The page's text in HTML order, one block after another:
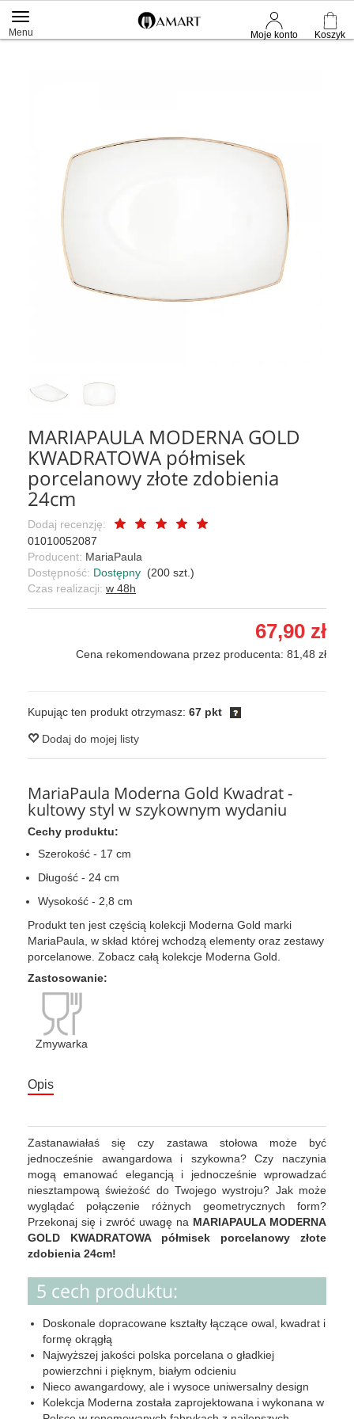
Moje konto Koszyk
Menu
MARIAPAULA MODERNA GOLD
KWADRATOWA półmisek
porcelanowy złote zdobienia
24cm
Dodaj recenzję:
01010052087
Producent: MariaPaula
Dostępność: Dostępny (200 szt.)
Czas realizacji: w 48h
67,90 zł
Cena rekomendowana przez producenta: 81,48 zł
Kupując ten produkt otrzymasz: 67 pkt
Dodaj do mojej listy
MariaPaula Moderna Gold Kwadrat -
kultowy styl w szykownym wydaniu
Cechy produktu:
Szerokość - 17 cm
Długość - 24 cm
Wysokość - 2,8 cm
Produkt ten jest częścią kolekcji Moderna Gold marki
MariaPaula, w skład której wchodzą elementy oraz zestawy
porcelanowe. Zobacz całą kolekcje Moderna Gold.
Zastosowanie:
Zmywarka
Opis
Zastanawiałaś się czy zastawa stołowa może być
jednocześnie awangardowa i szykowna? Czy naczynia
mogą emanować elegancją i jednocześnie wprowadzać
niesztampową świeżość do Twojego wystroju? Jak może
wyglądać połączenie różnych geometrycznych form?
Przekonaj się i zwróć uwagę na MARIAPAULA MODERNA
GOLD KWADRATOWA półmisek porcelanowy złote
zdobienia 24cm!
5 cech produktu:
Doskonale dopracowane kształty łączące owal, kwadrat i
formę okrągłą
Najwyższej jakości polska porcelana o gładkiej
powierzchni i pięknym, białym odcieniu
Nieco awangardowy, ale i wysoce uniwersalny design
Kolekcja Moderna została zaprojektowana i wykonana w